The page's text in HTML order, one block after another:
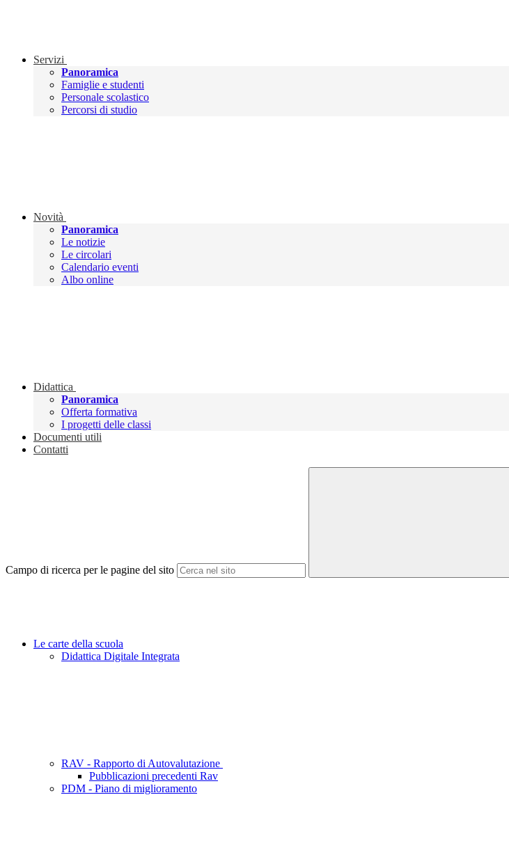
Servizi
Panoramica
Famiglie e studenti
Personale scolastico
Percorsi di studio
Novità
Panoramica
Le notizie
Le circolari
Calendario eventi
Albo online
Didattica
Panoramica
Offerta formativa
I progetti delle classi
Documenti utili
Contatti
Campo di ricerca per le pagine del sito
Le carte della scuola
Didattica Digitale Integrata
RAV - Rapporto di Autovalutazione
Pubblicazioni precedenti Rav
PDM - Piano di miglioramento